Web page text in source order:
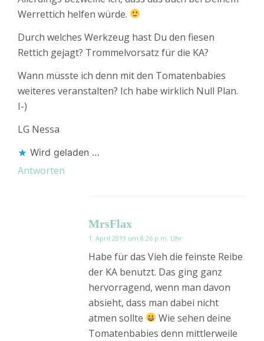
Werrettich helfen würde.
Durch welches Werkzeug hast Du den fiesen
Rettich gejagt? Trommelvorsatz für die KA?
Wann müsste ich denn mit den Tomatenbabies
weiteres veranstalten? Ich habe wirklich Null Plan.
I-)
LG Nessa
Wird geladen …
Antworten
MrsFlax
1. April 2019 um 8:26 p.m. Uhr
Habe für das Vieh die feinste Reibe
der KA benutzt. Das ging ganz
hervorragend, wenn man davon
absieht, dass man dabei nicht
atmen sollte
Wie sehen deine
Tomatenbabies denn mittlerweile